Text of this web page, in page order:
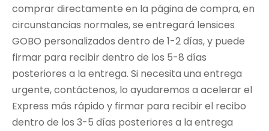
comprar directamente en la página de compra, en
circunstancias normales, se entregará lensices
GOBO personalizados dentro de 1-2 días, y puede
firmar para recibir dentro de los 5-8 días
posteriores a la entrega. Si necesita una entrega
urgente, contáctenos, lo ayudaremos a acelerar el
Express más rápido y firmar para recibir el recibo
dentro de los 3-5 días posteriores a la entrega